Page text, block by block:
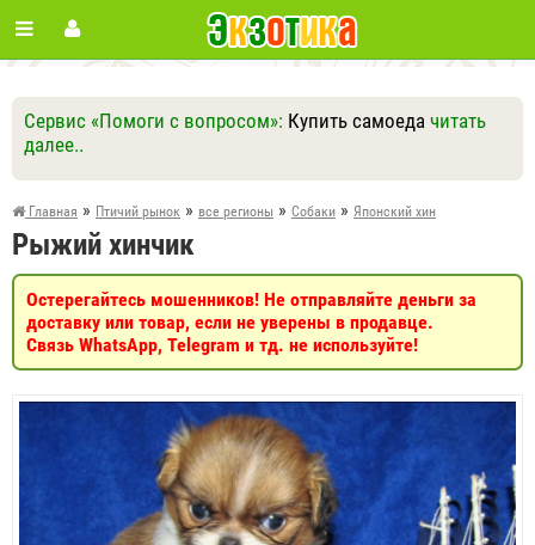
Сервис «Помоги с вопросом»: Купить самоеда читать
далее..
Ответить Другие вопросы
Задать вопрос
Главная » Птичий рынок » все регионы » Собаки » Японский хин
Рыжий хинчик
Остерегайтесь мошенников! Не отправляйте деньги за
доставку или товар, если не уверены в продавце.
Связь WhatsApp, Telegram и тд. не используйте!